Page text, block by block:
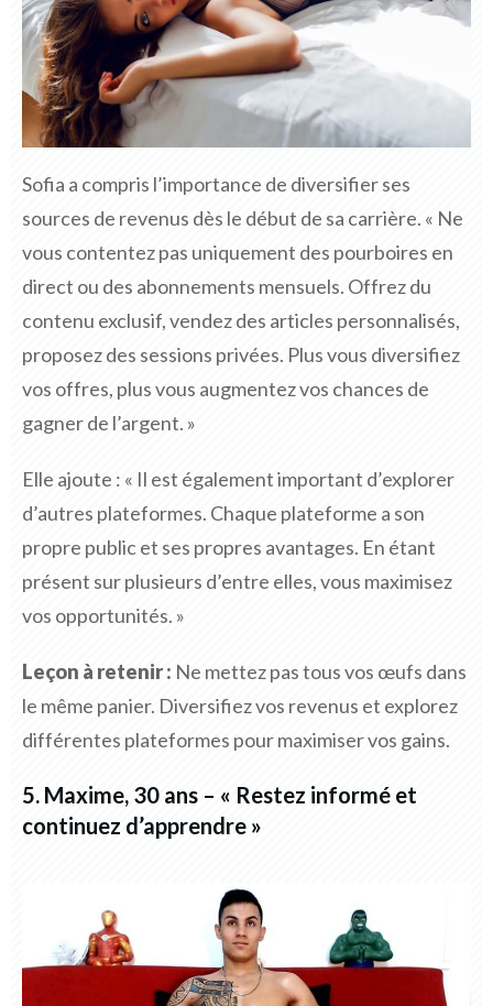
Sofia a compris l’importance de diversifier ses
sources de revenus dès le début de sa carrière. « Ne
vous contentez pas uniquement des pourboires en
direct ou des abonnements mensuels. Offrez du
contenu exclusif, vendez des articles personnalisés,
proposez des sessions privées. Plus vous diversifiez
vos offres, plus vous augmentez vos chances de
gagner de l’argent. »
Elle ajoute : « Il est également important d’explorer
d’autres plateformes. Chaque plateforme a son
propre public et ses propres avantages. En étant
présent sur plusieurs d’entre elles, vous maximisez
vos opportunités. »
Leçon à retenir : Ne mettez pas tous vos œufs dans
le même panier. Diversifiez vos revenus et explorez
différentes plateformes pour maximiser vos gains.
5. Maxime, 30 ans – « Restez informé et
continuez d’apprendre »